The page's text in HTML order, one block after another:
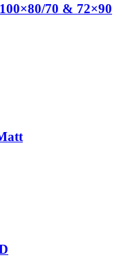
70 & 72×90